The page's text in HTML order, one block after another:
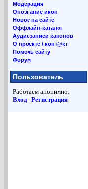
Модерация
Опознание икон
Новое на сайте
Оффлайн-каталог
Аудиозаписи канонов
О проекте / конт@кт
Помочь сайту
Форум
Пользователь
Работаем анонимно.
Вход | Регистрация